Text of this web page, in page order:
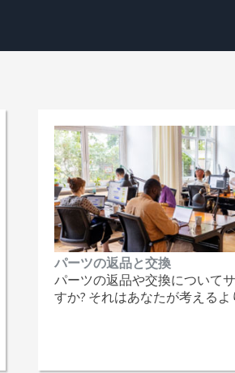
パーツの返品と交換
パーツの返品や交換について
すか? それはあなたが考える